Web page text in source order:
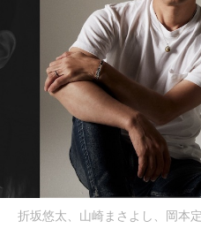
折坂悠太、山崎まさよし、岡本